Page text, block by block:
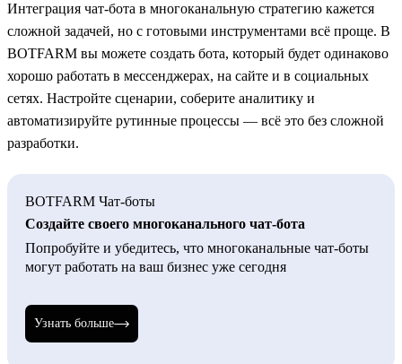
Интеграция чат-бота в многоканальную стратегию кажется
сложной задачей, но с готовыми инструментами всё проще. В
BOTFARM вы можете создать бота, который будет одинаково
хорошо работать в мессенджерах, на сайте и в социальных
сетях. Настройте сценарии, соберите аналитику и
автоматизируйте рутинные процессы — всё это без сложной
разработки.
BOTFARM Чат-боты
Создайте своего многоканального чат-бота
Попробуйте и убедитесь, что многоканальные чат-боты
могут работать на ваш бизнес уже сегодня
Узнать больше